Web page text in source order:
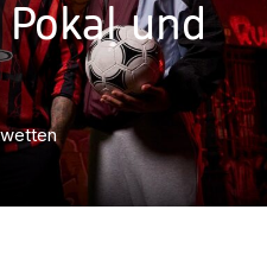
Pokal und